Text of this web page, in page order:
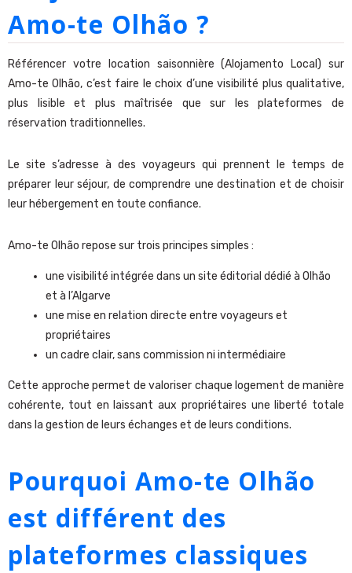
Amo-te Olhão ?
Référencer votre location saisonnière (Alojamento Local) sur
Amo-te Olhão, c’est faire le choix d’une visibilité plus qualitative,
plus lisible et plus maîtrisée que sur les plateformes de
réservation traditionnelles.
Le site s’adresse à des voyageurs qui prennent le temps de
préparer leur séjour, de comprendre une destination et de choisir
leur hébergement en toute confiance.
Amo-te Olhão repose sur trois principes simples :
une visibilité intégrée dans un site éditorial dédié à Olhão
et à l’Algarve
une mise en relation directe entre voyageurs et
propriétaires
un cadre clair, sans commission ni intermédiaire
Cette approche permet de valoriser chaque logement de manière
cohérente, tout en laissant aux propriétaires une liberté totale
dans la gestion de leurs échanges et de leurs conditions.
Pourquoi Amo-te Olhão
est différent des
plateformes classiques